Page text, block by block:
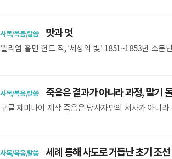
사목/복음/말씀맛과 멋
윌리엄 홀먼 헌트 작, ‘세상의 빛’ 1851~1853년 소문
사목/복음/말씀죽음은 결과가 아니라 과정, 말기
구글 제미나이 제작 죽음은 당사자만의 서사가 아니
은 연결된 하나의 계통이며 죽음까지가 삶이다. 그러
사목/복음/말씀세례 통해 사도로 거듭난 초기 조선